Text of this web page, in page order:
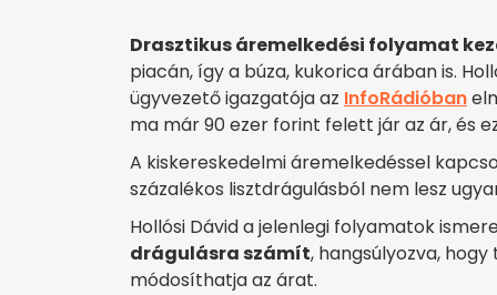
Drasztikus áremelkedési folyamat
piacán, így a búza, kukorica árában is.
ügyvezető igazgatója az InfoRádióban
ma már 90 ezer forint felett jár az ár, és
A kiskereskedelmi áremelkedéssel
százalékos lisztdrágulásból nem lesz
Hollósi Dávid a jelenlegi folyamatok
drágulásra számít, hangsúlyozva,
módosíthatja az árat.